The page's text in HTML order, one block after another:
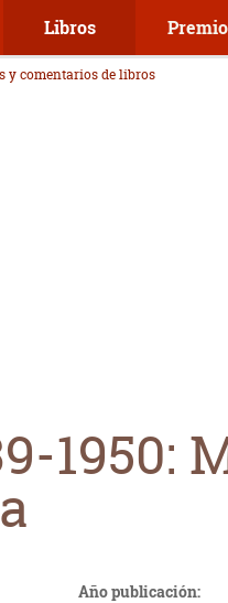
Libros
y comentarios de libros
Año publicación: